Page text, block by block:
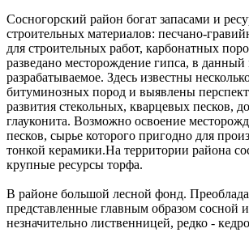
Сосногорский район богат запасами и
строительных материалов: песчано-
для строительных работ, карбонатных
разведано месторождение гипса, в
разрабатываемое. Здесь известны
битуминозных пород и выявлены
развития стекольных, кварцевых песков,
глауконита. Возможно освоение
песков, сырье которого пригодно для
тонкой керамики.На территории района
крупные ресурсы торфа.
В районе большой лесной фонд.
представленные главным образом сосной
незначительно лиственницей, редко -